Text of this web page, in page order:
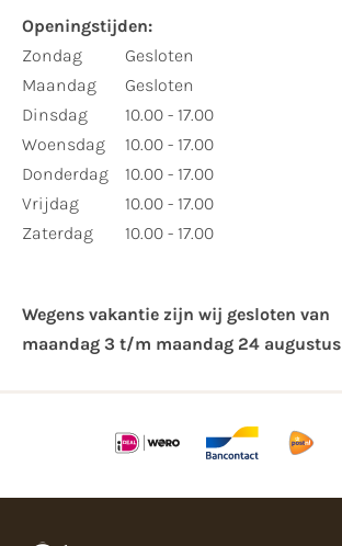
Openingstijden:
Zondag
Maandag
Dinsdag
Woensdag
Donderdag
Vrijdag
Zaterdag
Gesloten
Gesloten
10.00 - 17.00
10.00 - 17.00
10.00 - 17.00
10.00 - 17.00
10.00 - 17.00
Wegens vakantie zijn wij gesloten van ​
maandag 3 t/m maandag 24 augustus